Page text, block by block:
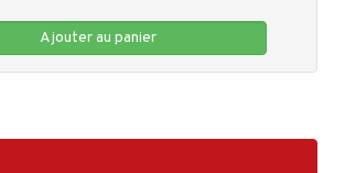
Ajouter au panier